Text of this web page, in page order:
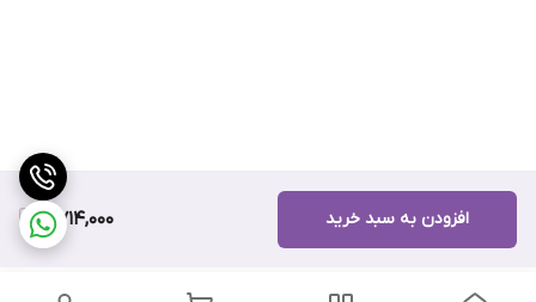
7,714,000 افزودن به سبد خرید